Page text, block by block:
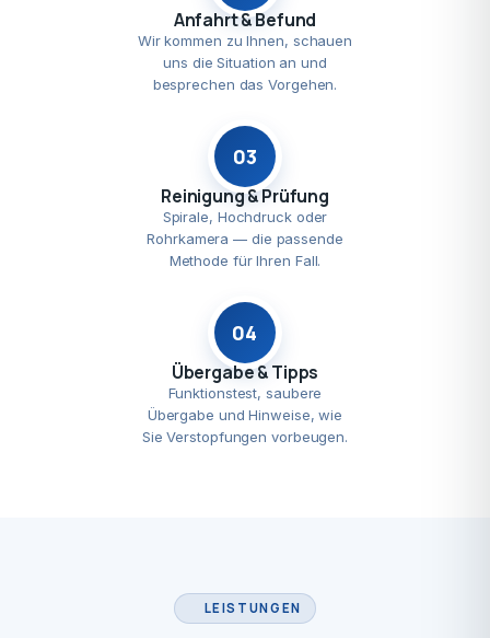
Anfahrt & Befund
Wir kommen zu Ihnen, schauen
uns die Situation an und
besprechen das Vorgehen.
03
Reinigung & Prüfung
Spirale, Hochdruck oder
Rohrkamera — die passende
Methode für Ihren Fall.
04
Übergabe & Tipps
Funktionstest, saubere
Übergabe und Hinweise, wie
Sie Verstopfungen vorbeugen.
LEISTUNGEN